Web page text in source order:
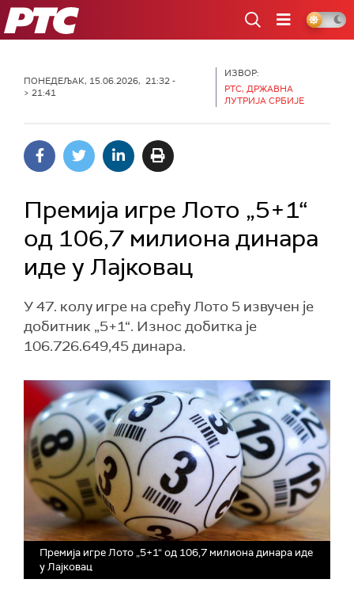
РТС
ПОНЕДЕЉАК, 15.06.2026, 21:32 -
> 21:41
ИЗВОР:
РТС, ДРЖАВНА
ЛУТРИЈА СРБИЈЕ
Премија игре Лото „5+1“
од 106,7 милиона динара
иде у Лајковац
У 47. колу игре на срећу Лото 5 извучен је
добитник „5+1“. Износ добитка је
106.726.649,45 динара.
Премија игре Лото „5+1“ од 106,7 милиона динара иде
у Лајковац